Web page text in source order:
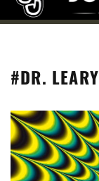
#DR. LEARY